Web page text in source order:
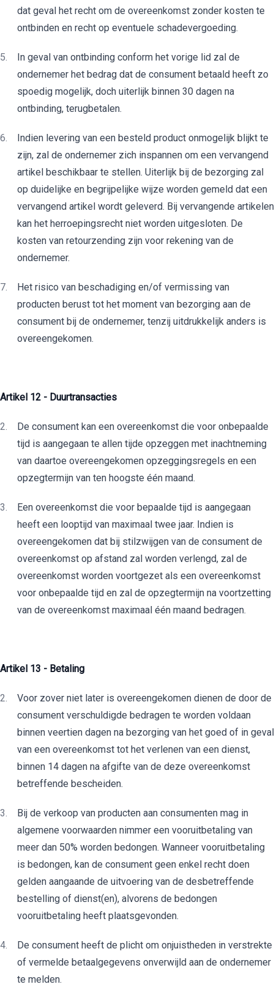
dat geval het recht om de overeenkomst zonder kosten te
ontbinden en recht op eventuele schadevergoeding.
In geval van ontbinding conform het vorige lid zal de
ondernemer het bedrag dat de consument betaald heeft zo
spoedig mogelijk, doch uiterlijk binnen 30 dagen na
ontbinding, terugbetalen.
Indien levering van een besteld product onmogelijk blijkt te
zijn, zal de ondernemer zich inspannen om een vervangend
artikel beschikbaar te stellen. Uiterlijk bij de bezorging zal
op duidelijke en begrijpelijke wijze worden gemeld dat een
vervangend artikel wordt geleverd. Bij vervangende artikelen
kan het herroepingsrecht niet worden uitgesloten. De
kosten van retourzending zijn voor rekening van de
ondernemer.
Het risico van beschadiging en/of vermissing van
producten berust tot het moment van bezorging aan de
consument bij de ondernemer, tenzij uitdrukkelijk anders is
overeengekomen.
Artikel 12 - Duurtransacties
De consument kan een overeenkomst die voor onbepaalde
tijd is aangegaan te allen tijde opzeggen met inachtneming
van daartoe overeengekomen opzeggingsregels en een
opzegtermijn van ten hoogste één maand.
Een overeenkomst die voor bepaalde tijd is aangegaan
heeft een looptijd van maximaal twee jaar. Indien is
overeengekomen dat bij stilzwijgen van de consument de
overeenkomst op afstand zal worden verlengd, zal de
overeenkomst worden voortgezet als een overeenkomst
voor onbepaalde tijd en zal de opzegtermijn na voortzetting
van de overeenkomst maximaal één maand bedragen.
Artikel 13 - Betaling
Voor zover niet later is overeengekomen dienen de door de
consument verschuldigde bedragen te worden voldaan
binnen veertien dagen na bezorging van het goed of in geval
van een overeenkomst tot het verlenen van een dienst,
binnen 14 dagen na afgifte van de deze overeenkomst
betreffende bescheiden.
Bij de verkoop van producten aan consumenten mag in
algemene voorwaarden nimmer een vooruitbetaling van
meer dan 50% worden bedongen. Wanneer vooruitbetaling
is bedongen, kan de consument geen enkel recht doen
gelden aangaande de uitvoering van de desbetreffende
bestelling of dienst(en), alvorens de bedongen
vooruitbetaling heeft plaatsgevonden.
De consument heeft de plicht om onjuistheden in verstrekte
of vermelde betaalgegevens onverwijld aan de ondernemer
te melden.